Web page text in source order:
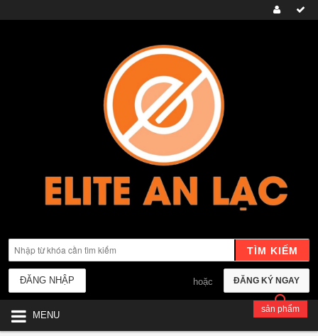
TÌM KIẾM
ĐĂNG KÝ NGAY
hoặc
ĐĂNG NHẬP
MENU
sản phẩm